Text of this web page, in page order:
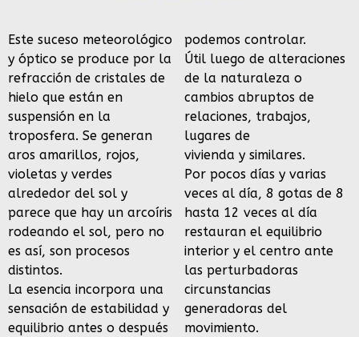
Este suceso meteorológico
y óptico se produce por la
refracción de cristales de
hielo que están en
suspensión en la
troposfera. Se generan
aros amarillos, rojos,
violetas y verdes
alrededor del sol y
parece que hay un arcoíris
rodeando el sol, pero no
es así, son procesos
distintos.
La esencia incorpora una
sensación de estabilidad y
equilibrio antes o después
podemos controlar.
Útil luego de alteraciones
de la naturaleza o
cambios abruptos de
relaciones, trabajos,
lugares de
vivienda y similares.
Por pocos días y varias
veces al día, 8 gotas de 8
hasta 12 veces al día
restauran el equilibrio
interior y el centro ante
las perturbadoras
circunstancias
generadoras del
movimiento.